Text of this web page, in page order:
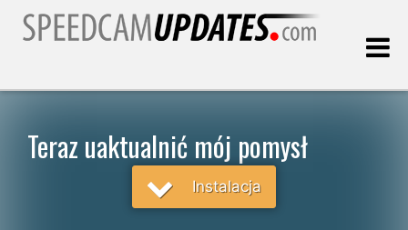
Teraz uaktualnić mój pomysł
Instalacja